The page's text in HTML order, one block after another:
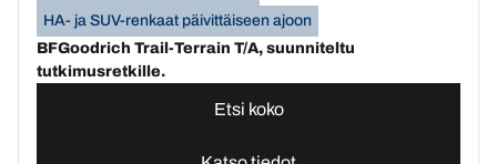
HA- ja SUV-renkaat päivittäiseen ajoon
BFGoodrich Trail-Terrain T/A, suunniteltu
tutkimusretkille.
Etsi koko